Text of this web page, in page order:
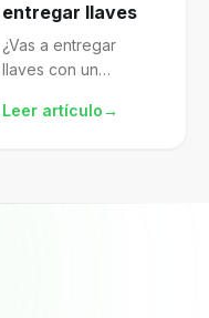
entregar llaves
¿Vas a entregar
llaves con un
descargado de
Leer artículo→